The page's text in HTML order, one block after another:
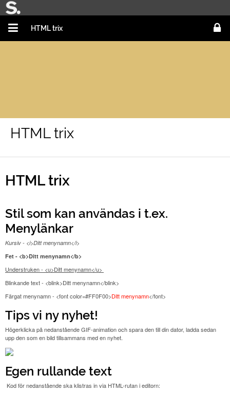
HTML trix
HTML trix
HTML trix
Stil som kan användas i t.ex.
Menylänkar
Kursiv - <i>Ditt menynamn</i>
Fet - <b>Ditt menynamn</b>
Understruken - <u>Ditt menynamn</u>
Blinkande text - <blink>Ditt menynamn</blink>
Färgat menynamn - <font color=#FF0F00>Ditt menynamn</font>
Tips vi ny nyhet!
Högerklicka på nedanstående GIF-animation och spara den till din dator, ladda sedan
upp den som en bild tillsammans med en nyhet.
Egen rullande text
Kod för nedanstående ska klistras in via HTML-rutan i editorn: